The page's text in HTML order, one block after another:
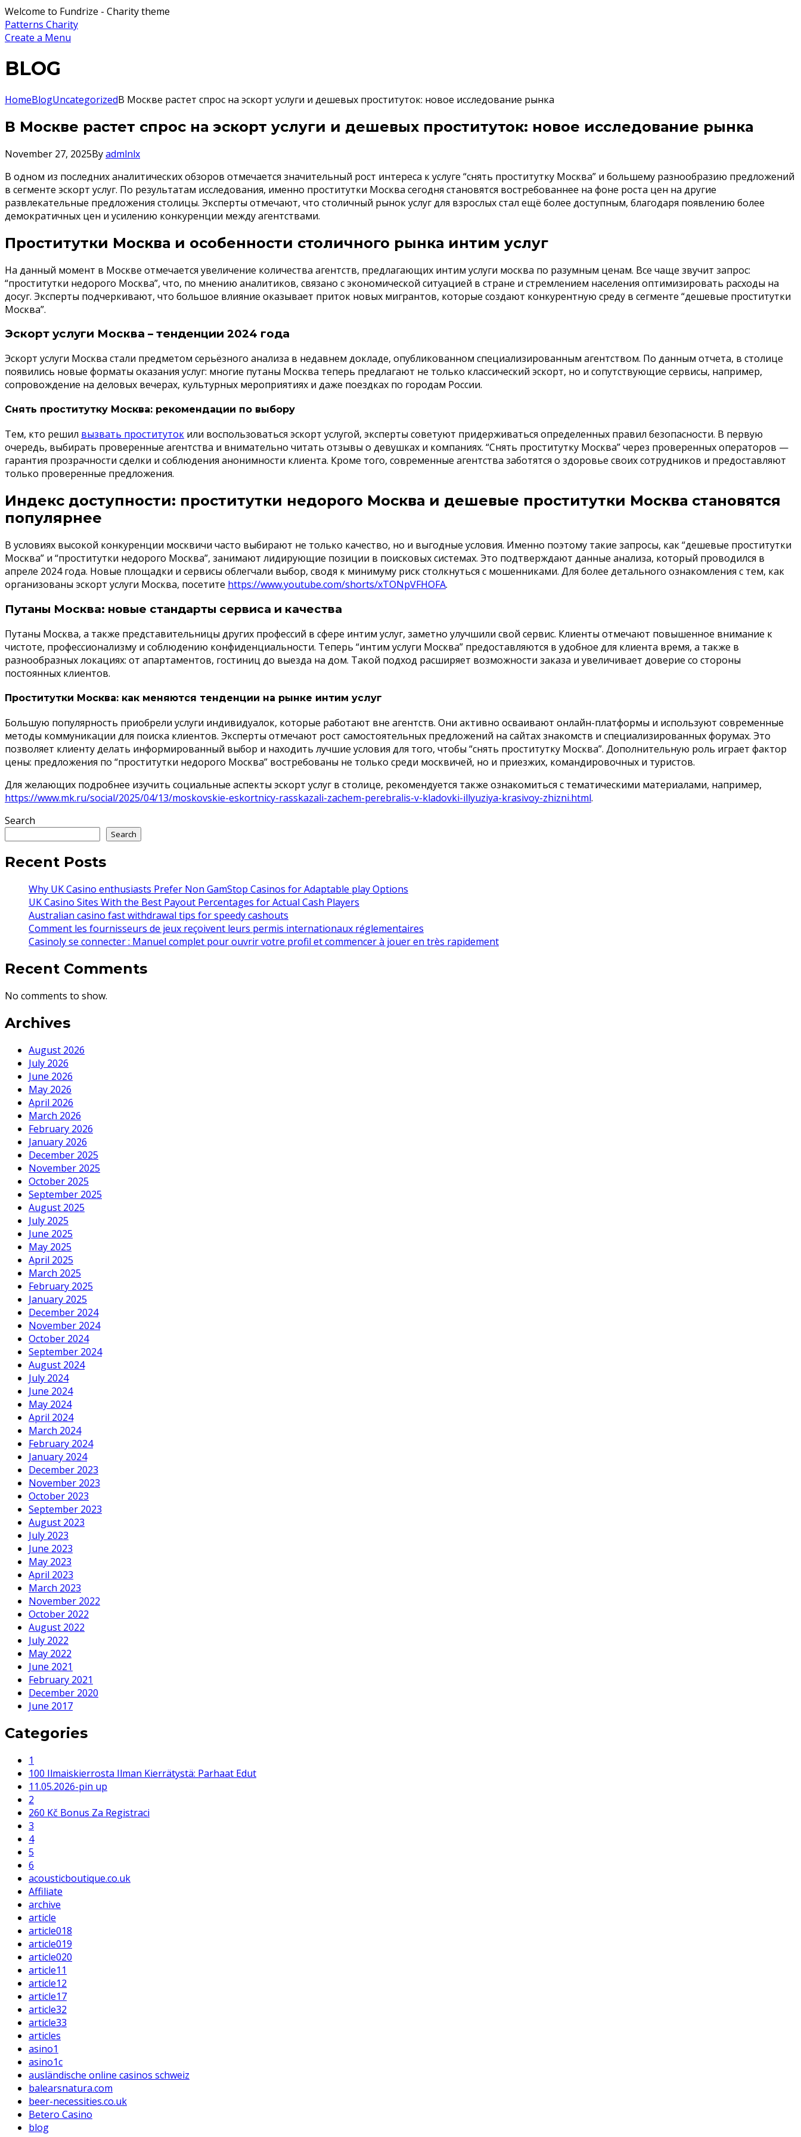
Welcome to Fundrize - Charity theme
Patterns Charity
Create a Menu
BLOG
HomeBlogUncategorizedВ Москве растет спрос на эскорт услуги и дешевых проституток: новое исследование рынка
В Москве растет спрос на эскорт услуги и дешевых проституток: новое исследование рынка
November 27, 2025Byadmlnlx
В одном из последних аналитических обзоров отмечается значительный рост интереса к услуге “снять проститутку Москва” и большему разнообразию предложений
в сегменте эскорт услуг. По результатам исследования, именно проститутки Москва сегодня становятся востребованнее на фоне роста цен на другие
развлекательные предложения столицы. Эксперты отмечают, что столичный рынок услуг для взрослых стал ещё более доступным, благодаря появлению более
демократичных цен и усилению конкуренции между агентствами.
Проститутки Москва и особенности столичного рынка интим услуг
На данный момент в Москве отмечается увеличение количества агентств, предлагающих интим услуги москва по разумным ценам. Все чаще звучит запрос:
“проститутки недорого Москва”, что, по мнению аналитиков, связано с экономической ситуацией в стране и стремлением населения оптимизировать расходы на
досуг. Эксперты подчеркивают, что большое влияние оказывает приток новых мигрантов, которые создают конкурентную среду в сегменте “дешевые проститутки
Москва”.
Эскорт услуги Москва – тенденции 2024 года
Эскорт услуги Москва стали предметом серьёзного анализа в недавнем докладе, опубликованном специализированным агентством. По данным отчета, в столице
появились новые форматы оказания услуг: многие путаны Москва теперь предлагают не только классический эскорт, но и сопутствующие сервисы, например,
сопровождение на деловых вечерах, культурных мероприятиях и даже поездках по городам России.
Снять проститутку Москва: рекомендации по выбору
Тем, кто решил вызвать проституток или воспользоваться эскорт услугой, эксперты советуют придерживаться определенных правил безопасности. В первую
очередь, выбирать проверенные агентства и внимательно читать отзывы о девушках и компаниях. “Снять проститутку Москва” через проверенных операторов —
гарантия прозрачности сделки и соблюдения анонимности клиента. Кроме того, современные агентства заботятся о здоровье своих сотрудников и предоставляют
только проверенные предложения.
Индекс доступности: проститутки недорого Москва и дешевые проститутки Москва становятся
популярнее
В условиях высокой конкуренции москвичи часто выбирают не только качество, но и выгодные условия. Именно поэтому такие запросы, как “дешевые проститутки
Москва” и “проститутки недорого Москва”, занимают лидирующие позиции в поисковых системах. Это подтверждают данные анализа, который проводился в
апреле 2024 года. Новые площадки и сервисы облегчали выбор, сводя к минимуму риск столкнуться с мошенниками. Для более детального ознакомления с тем, как
организованы эскорт услуги Москва, посетите https://www.youtube.com/shorts/xTONpVFHOFA.
Путаны Москва: новые стандарты сервиса и качества
Путаны Москва, а также представительницы других профессий в сфере интим услуг, заметно улучшили свой сервис. Клиенты отмечают повышенное внимание к
чистоте, профессионализму и соблюдению конфиденциальности. Теперь “интим услуги Москва” предоставляются в удобное для клиента время, а также в
разнообразных локациях: от апартаментов, гостиниц до выезда на дом. Такой подход расширяет возможности заказа и увеличивает доверие со стороны
постоянных клиентов.
Проститутки Москва: как меняются тенденции на рынке интим услуг
Большую популярность приобрели услуги индивидуалок, которые работают вне агентств. Они активно осваивают онлайн-платформы и используют современные
методы коммуникации для поиска клиентов. Эксперты отмечают рост самостоятельных предложений на сайтах знакомств и специализированных форумах. Это
позволяет клиенту делать информированный выбор и находить лучшие условия для того, чтобы “снять проститутку Москва”. Дополнительную роль играет фактор
цены: предложения по “проститутки недорого Москва” востребованы не только среди москвичей, но и приезжих, командировочных и туристов.
Для желающих подробнее изучить социальные аспекты эскорт услуг в столице, рекомендуется также ознакомиться с тематическими материалами, например,
https://www.mk.ru/social/2025/04/13/moskovskie-eskortnicy-rasskazali-zachem-perebralis-v-kladovki-illyuziya-krasivoy-zhizni.html.
Search
Search
Recent Posts
Why UK Casino enthusiasts Prefer Non GamStop Casinos for Adaptable play Options
UK Casino Sites With the Best Payout Percentages for Actual Cash Players
Australian casino fast withdrawal tips for speedy cashouts
Comment les fournisseurs de jeux reçoivent leurs permis internationaux réglementaires
Casinoly se connecter : Manuel complet pour ouvrir votre profil et commencer à jouer en très rapidement
Recent Comments
No comments to show.
Archives
August 2026
July 2026
June 2026
May 2026
April 2026
March 2026
February 2026
January 2026
December 2025
November 2025
October 2025
September 2025
August 2025
July 2025
June 2025
May 2025
April 2025
March 2025
February 2025
January 2025
December 2024
November 2024
October 2024
September 2024
August 2024
July 2024
June 2024
May 2024
April 2024
March 2024
February 2024
January 2024
December 2023
November 2023
October 2023
September 2023
August 2023
July 2023
June 2023
May 2023
April 2023
March 2023
November 2022
October 2022
August 2022
July 2022
May 2022
June 2021
February 2021
December 2020
June 2017
Categories
1
100 Ilmaiskierrosta Ilman Kierrätystä: Parhaat Edut
11.05.2026-pin up
2
260 Kč Bonus Za Registraci
3
4
5
6
acousticboutique.co.uk
Affiliate
archive
article
article018
article019
article020
article11
article12
article17
article32
article33
articles
asino1
asino1c
ausländische online casinos schweiz
balearsnatura.com
beer-necessities.co.uk
Betero Casino
blog